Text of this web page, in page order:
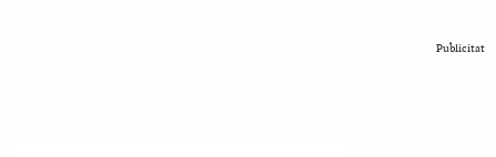
Publicitat